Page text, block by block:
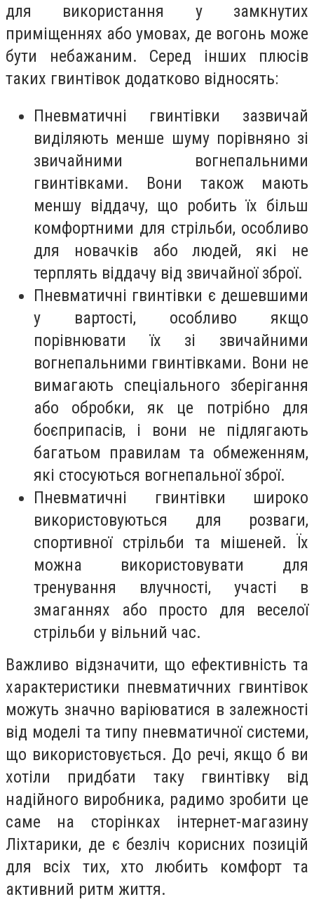
для використання у замкнутих
приміщеннях або умовах, де вогонь може
бути небажаним. Серед інших плюсів
таких гвинтівок додатково відносять:
Пневматичні гвинтівки зазвичай
виділяють менше шуму порівняно зі
звичайними вогнепальними
гвинтівками. Вони також мають
меншу віддачу, що робить їх більш
комфортними для стрільби, особливо
для новачків або людей, які не
терплять віддачу від звичайної зброї.
Пневматичні гвинтівки є дешевшими
у вартості, особливо якщо
порівнювати їх зі звичайними
вогнепальними гвинтівками. Вони не
вимагають спеціального зберігання
або обробки, як це потрібно для
боєприпасів, і вони не підлягають
багатьом правилам та обмеженням,
які стосуються вогнепальної зброї.
Пневматичні гвинтівки широко
використовуються для розваги,
спортивної стрільби та мішеней. Їх
можна використовувати для
тренування влучності, участі в
змаганнях або просто для веселої
стрільби у вільний час.
Важливо відзначити, що ефективність та
характеристики пневматичних гвинтівок
можуть значно варіюватися в залежності
від моделі та типу пневматичної системи,
що використовується. До речі, якщо б ви
хотіли придбати таку гвинтівку від
надійного виробника, радимо зробити це
саме на сторінках інтернет-магазину
Ліхтарики, де є безліч корисних позицій
для всіх тих, хто любить комфорт та
активний ритм життя.